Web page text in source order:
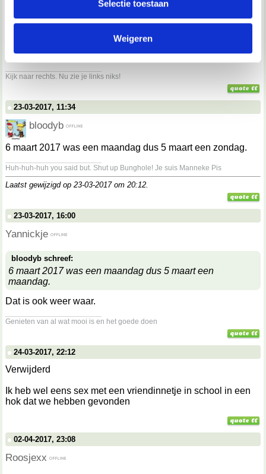
partners kunnen deze gegevens combineren met andere
informatie die je aan ze hebt verstrekt of die ze hebben
verzameld op basis van jouw gebruik van hun services.
kunnen ontvangen en verwerken.
Selectie toestaan
Weigeren
bloodyb schreef:
op een maandag
Kijk naar rechts. Nu zie je links niks!
23-03-2017, 11:34
bloodyb
6 maart 2017 was een maandag dus 5 maart een zondag.
Huh-huh-huh you said but. Shut up Bunghole! Je suis Manneke Pis
Laatst gewijzigd op 23-03-2017 om 20:12.
23-03-2017, 16:00
Yannickje
bloodyb schreef:
6 maart 2017 was een maandag dus 5 maart een
maandag.
Dat is ook weer waar.
Genieten van al wat mooi is en het goede doen
24-03-2017, 22:12
Verwijderd
Ik heb wel eens sex met een vriendinnetje in school in een
hok dat we hebben gevonden
02-04-2017, 23:08
Roosjexx